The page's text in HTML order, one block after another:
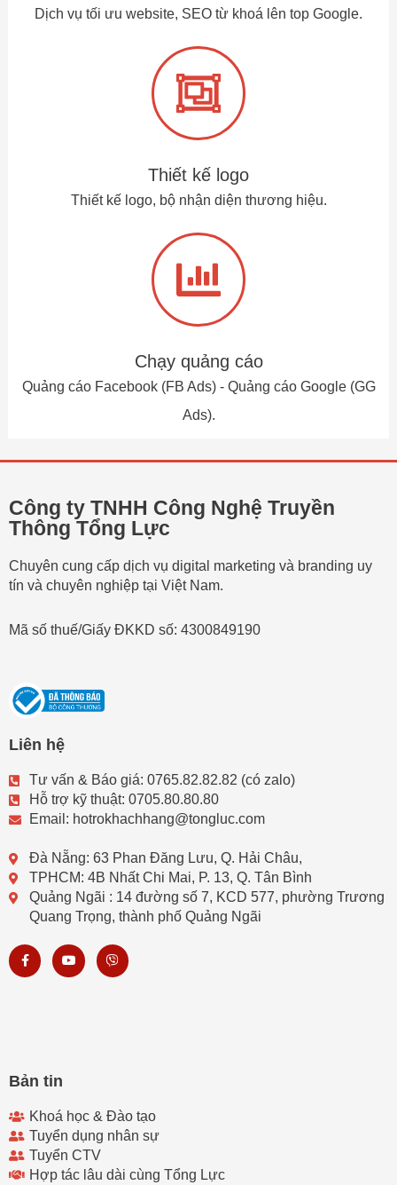
Dịch vụ tối ưu website, SEO từ khoá lên top Google.
Thiết kế logo
Thiết kế logo, bộ nhận diện thương hiệu.
Chạy quảng cáo
Quảng cáo Facebook (FB Ads) - Quảng cáo Google (GG
Ads).
Công ty TNHH Công Nghệ Truyền
Thông Tổng Lực
Chuyên cung cấp dịch vụ digital marketing và branding uy
tín và chuyên nghiệp tại Việt Nam.
Mã số thuế/Giấy ĐKKD số: 4300849190
Liên hệ
Tư vấn & Báo giá: 0765.82.82.82 (có zalo)
Hỗ trợ kỹ thuật: 0705.80.80.80
Email: hotrokhachhang@tongluc.com
Đà Nẵng: 63 Phan Đăng Lưu, Q. Hải Châu,
TPHCM: 4B Nhất Chi Mai, P. 13, Q. Tân Bình
Quảng Ngãi : 14 đường số 7, KCD 577, phường Trương
Quang Trọng, thành phố Quảng Ngãi
F
a
c
Y
o
u
V
i
b
Bản tin
Khoá học & Đào tạo
Tuyển dụng nhân sự
Tuyển CTV
Hợp tác lâu dài cùng Tổng Lực